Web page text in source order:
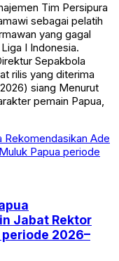
Tim Persipura
sebagai pelatih
yang gagal
I Indonesia.
Sepakbola
rilis yang diterima
siang Menurut
pemain Papua,
Jabat Rektor
2026–